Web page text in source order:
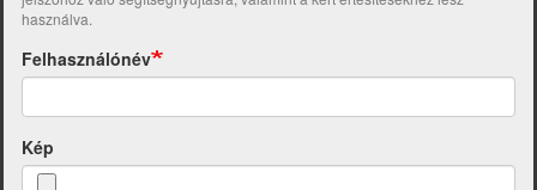
használva.
Felhasználónév
Kép